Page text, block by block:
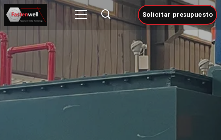
Solicitar presupuesto